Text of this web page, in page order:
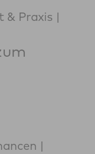
& Praxis